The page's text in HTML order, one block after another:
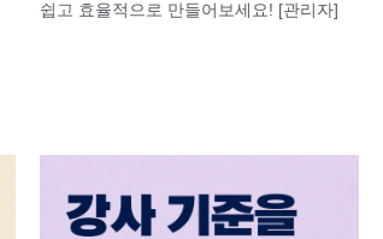
쉽고 효율적으로 만들어보세요! [관리자]